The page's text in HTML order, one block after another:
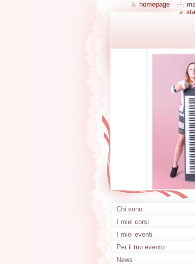
Chi sono
I miei corsi
I miei eventi
Per il tuo evento
News
homepage